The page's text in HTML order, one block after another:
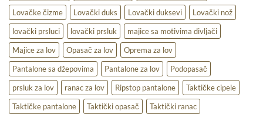
Lovačke čizme Lovački duks Lovački duksevi
Lovački nož
lovački prsluci
lovački prsluk
majice sa motivima divljači
Majice za lov
Opasač za lov
Oprema za lov
Pantalone sa džepovima
Pantalone za lov
Podopasač
prsluk za lov
ranac za lov Ripstop pantalone
Taktičke cipele
Taktičke pantalone
Taktički opasač
Taktički ranac